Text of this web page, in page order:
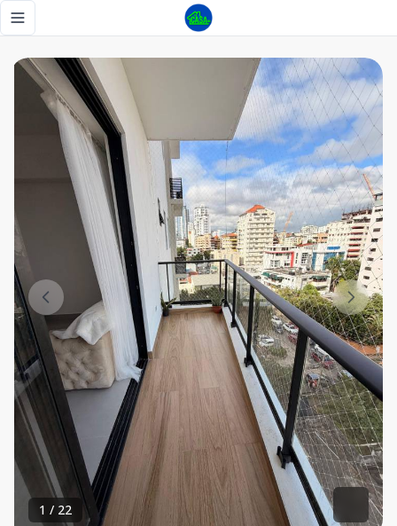
Toggle navigation menu
1 / 22
ALQUILO EN NACO, JACUZZI, GYM, 2 HABITACIONES - Tu